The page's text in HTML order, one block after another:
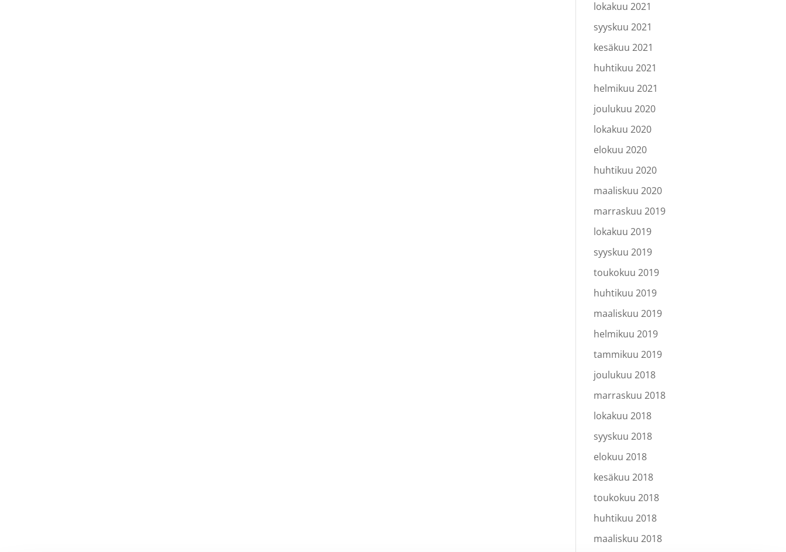
lokakuu 2021
syyskuu 2021
kesäkuu 2021
huhtikuu 2021
helmikuu 2021
joulukuu 2020
lokakuu 2020
elokuu 2020
huhtikuu 2020
maaliskuu 2020
marraskuu 2019
lokakuu 2019
syyskuu 2019
toukokuu 2019
huhtikuu 2019
maaliskuu 2019
helmikuu 2019
tammikuu 2019
joulukuu 2018
marraskuu 2018
lokakuu 2018
syyskuu 2018
elokuu 2018
kesäkuu 2018
toukokuu 2018
huhtikuu 2018
maaliskuu 2018